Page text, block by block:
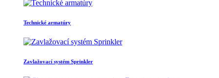
Technické armatúry
Zavlažovací systém Sprinkler